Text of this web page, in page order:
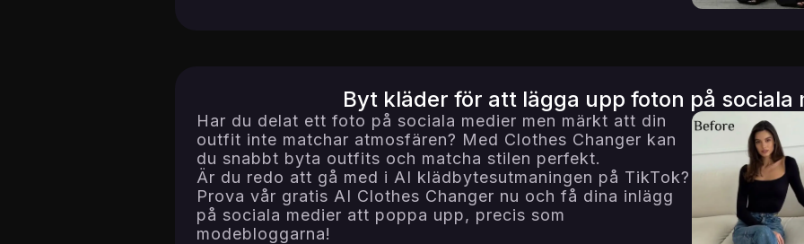
Byt kläder för att lägga upp foton på sociala
Har du delat ett foto på sociala medier men märkt att din
outfit inte matchar atmosfären? Med Clothes Changer kan
du snabbt byta outfits och matcha stilen perfekt.
Är du redo att gå med i AI klädbytesutmaningen på TikTok?
Prova vår gratis AI Clothes Changer nu och få dina inlägg
på sociala medier att poppa upp, precis som
modebloggarna!